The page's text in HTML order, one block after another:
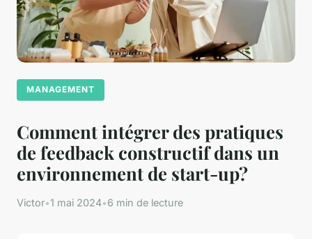
MANAGEMENT
Comment intégrer des pratiques
de feedback constructif dans un
environnement de start-up?
Victor•1 mai 2024•6 min de lecture